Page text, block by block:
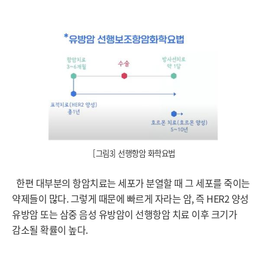
[그림3] 선행항암 화학요법
한편 대부분의 항암치료는 세포가 분열할 때 그 세포를 죽이는
약제들이 많다. 그렇게 때문에 빠르게 자라는 암, 즉 HER2 양성
유방암 또는 삼중 음성 유방암이 선행항암 치료 이후 크기가
감소될 확률이 높다.